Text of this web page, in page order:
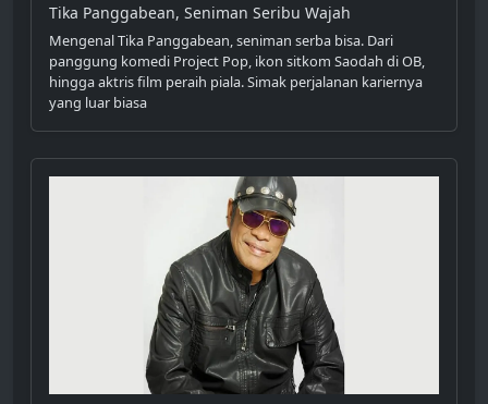
Tika Panggabean, Seniman Seribu Wajah
Mengenal Tika Panggabean, seniman serba bisa. Dari
panggung komedi Project Pop, ikon sitkom Saodah di OB,
hingga aktris film peraih piala. Simak perjalanan kariernya
yang luar biasa